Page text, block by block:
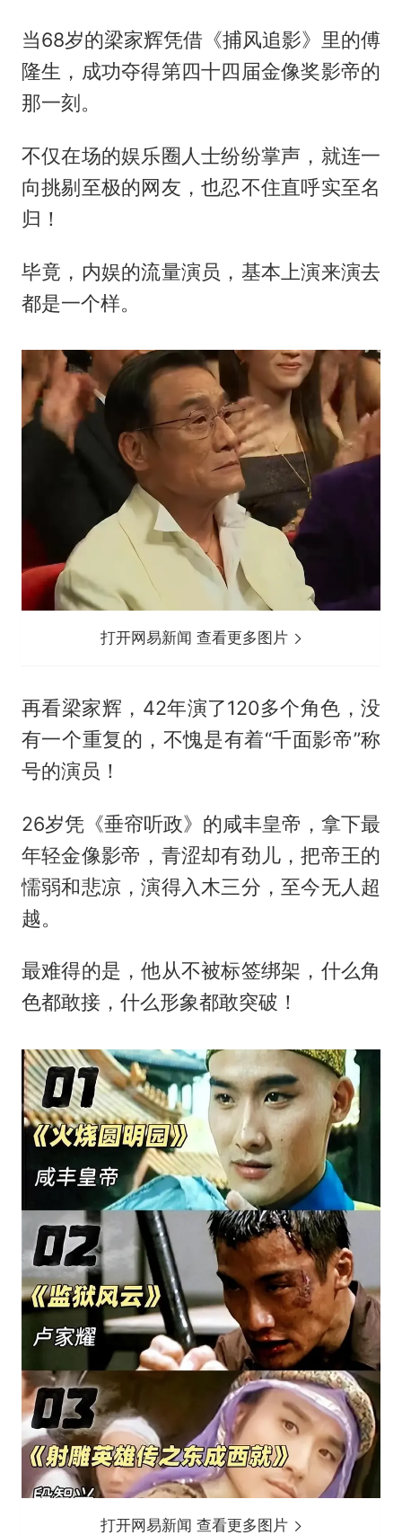
当68岁的梁家辉凭借《捕风追影》里的傅
隆生，成功夺得第四十四届金像奖影帝的
那一刻。
不仅在场的娱乐圈人士纷纷掌声，就连一
向挑剔至极的网友，也忍不住直呼实至名
归！
毕竟，内娱的流量演员，基本上演来演去
都是一个样。
打开网易新闻 查看更多图片
再看梁家辉，42年演了120多个角色，没
有一个重复的，不愧是有着“千面影帝”称
号的演员！
26岁凭《垂帘听政》的咸丰皇帝，拿下最
年轻金像影帝，青涩却有劲儿，把帝王的
懦弱和悲凉，演得入木三分，至今无人超
越。
最难得的是，他从不被标签绑架，什么角
色都敢接，什么形象都敢突破！
打开网易新闻 查看更多图片